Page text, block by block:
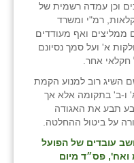
וכן עמדה רשמית של
רמ"י ומשרד
ואף מעודדים
א' ועל סמך נסיונם
חקלאי אחר.
השיג רוב למנוע הקמת
א' ו-ב' בתקומה אלא אך
תבע את האגודה
על ביטול ההחלטה.
תקומה מושב עובדים של הפועל
ואח', פס״ד מיום